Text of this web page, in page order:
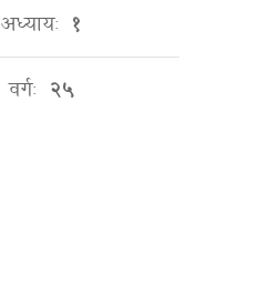
अध्यायः १
वर्गः २५